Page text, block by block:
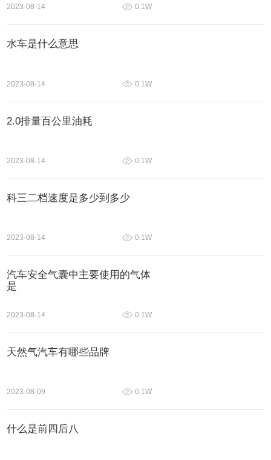
2023-08-14 0.1W
水车是什么意思
2023-08-14 0.1W
2.0排量百公里油耗
2023-08-14 0.1W
科三二档速度是多少到多少
2023-08-14 0.1W
汽车安全气囊中主要使用的气体
是
2023-08-14 0.1W
天然气汽车有哪些品牌
2023-08-09 0.1W
什么是前四后八